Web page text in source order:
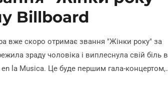
Billboard
вже скоро отримає звання "Жінки року" за
зраду чоловіка і виплеснула свій біль в
la Musica. Це буде першим гала-концертом,
артистів в сучасну музичну